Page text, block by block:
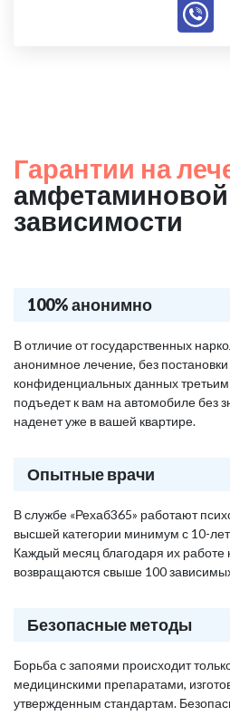
Гарантии на
амфетаминовой
зависимости
100% анонимно
В отличие от государственных
анонимное лечение, без
конфиденциальных данных
подъедет к вам на автомобиле без
наденет уже в вашей квартире.
Опытные врачи
В службе «Рехаб365» работают
высшей категории минимум с 10-
Каждый месяц благодаря их работе
возвращаются свыше 100
Безопасные методы
Борьба с запоями происходит
медицинскими препаратами,
утвержденным стандартам.